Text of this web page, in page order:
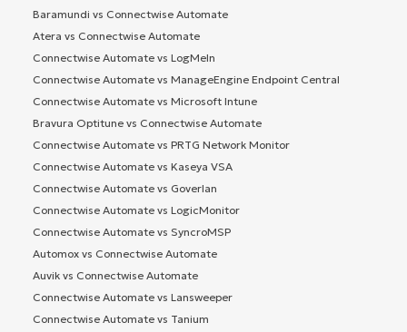
Baramundi vs Connectwise Automate
Atera vs Connectwise Automate
Connectwise Automate vs LogMeIn
Connectwise Automate vs ManageEngine Endpoint Central
Connectwise Automate vs Microsoft Intune
Bravura Optitune vs Connectwise Automate
Connectwise Automate vs PRTG Network Monitor
Connectwise Automate vs Kaseya VSA
Connectwise Automate vs Goverlan
Connectwise Automate vs LogicMonitor
Connectwise Automate vs SyncroMSP
Automox vs Connectwise Automate
Auvik vs Connectwise Automate
Connectwise Automate vs Lansweeper
Connectwise Automate vs Tanium